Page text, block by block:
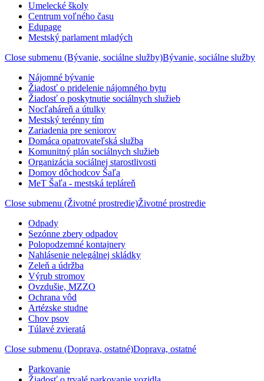
Umelecké školy
Centrum voľného času
Edupage
Mestský parlament mladých
Close submenu (Bývanie, sociálne služby)Bývanie, sociálne služby
Nájomné bývanie
Žiadosť o pridelenie nájomného bytu
Žiadosť o poskytnutie sociálnych služieb
Nocľaháreň a útulky
Mestský terénny tím
Zariadenia pre seniorov
Domáca opatrovateľská služba
Komunitný plán sociálnych služieb
Organizácia sociálnej starostlivosti
Domov dôchodcov Šaľa
MeT Šaľa - mestská tepláreň
Close submenu (Životné prostredie)Životné prostredie
Odpady
Sezónne zbery odpadov
Polopodzemné kontajnery
Nahlásenie nelegálnej skládky
Zeleň a údržba
Výrub stromov
Ovzdušie, MZZO
Ochrana vôd
Artézske studne
Chov psov
Túlavé zvieratá
Close submenu (Doprava, ostatné)Doprava, ostatné
Parkovanie